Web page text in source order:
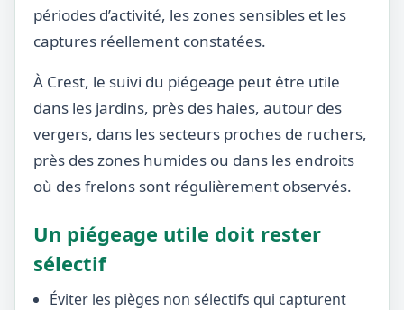
périodes d’activité, les zones sensibles et les
captures réellement constatées.
À Crest, le suivi du piégeage peut être utile
dans les jardins, près des haies, autour des
vergers, dans les secteurs proches de ruchers,
près des zones humides ou dans les endroits
où des frelons sont régulièrement observés.
Un piégeage utile doit rester
sélectif
Éviter les pièges non sélectifs qui capturent